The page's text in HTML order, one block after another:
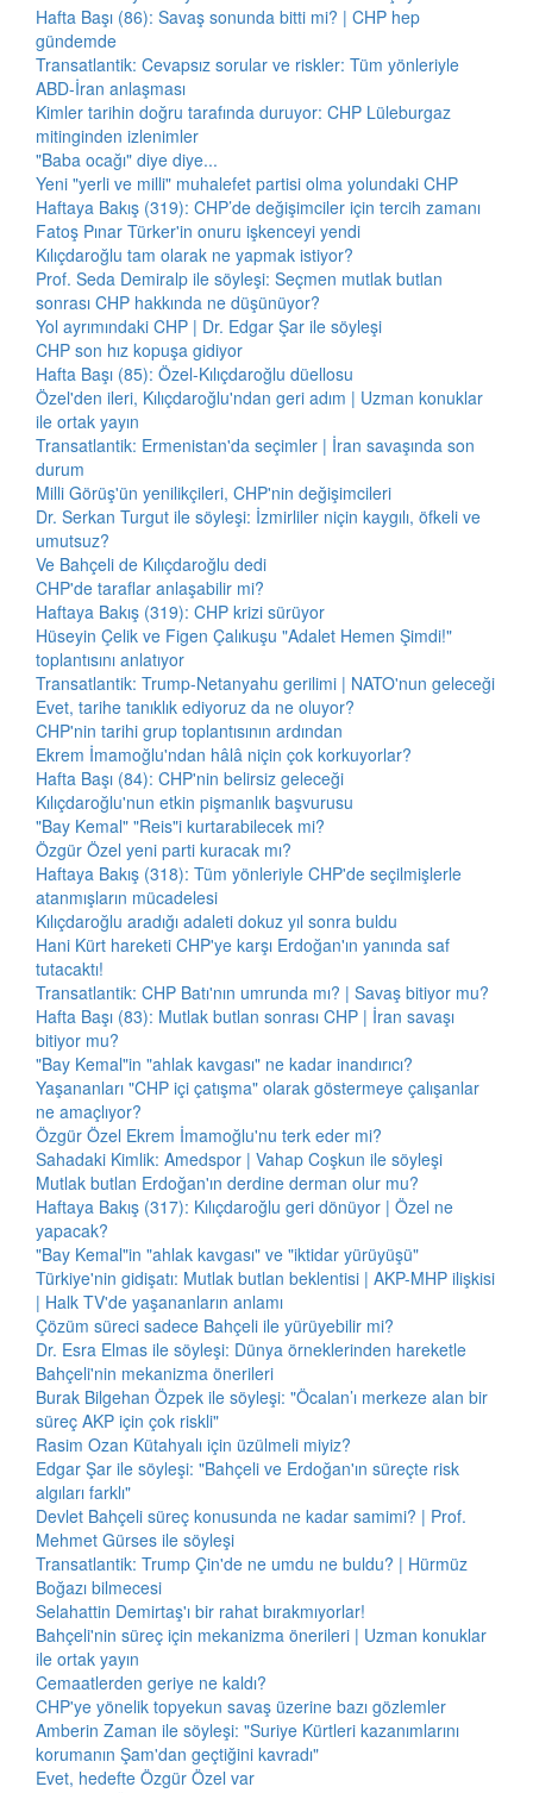
Hafta Başı (86): Savaş sonunda bitti mi? | CHP hep
gündemde
Transatlantik: Cevapsız sorular ve riskler: Tüm yönleriyle
ABD-İran anlaşması
Kimler tarihin doğru tarafında duruyor: CHP Lüleburgaz
mitinginden izlenimler
"Baba ocağı" diye diye...
Yeni "yerli ve milli" muhalefet partisi olma yolundaki CHP
Haftaya Bakış (319): CHP’de değişimciler için tercih zamanı
Fatoş Pınar Türker'in onuru işkenceyi yendi
Kılıçdaroğlu tam olarak ne yapmak istiyor?
Prof. Seda Demiralp ile söyleşi: Seçmen mutlak butlan
sonrası CHP hakkında ne düşünüyor?
Yol ayrımındaki CHP | Dr. Edgar Şar ile söyleşi
CHP son hız kopuşa gidiyor
Hafta Başı (85): Özel-Kılıçdaroğlu düellosu
Özel'den ileri, Kılıçdaroğlu'ndan geri adım | Uzman konuklar
ile ortak yayın
Transatlantik: Ermenistan'da seçimler | İran savaşında son
durum
Milli Görüş'ün yenilikçileri, CHP'nin değişimcileri
Dr. Serkan Turgut ile söyleşi: İzmirliler niçin kaygılı, öfkeli ve
umutsuz?
Ve Bahçeli de Kılıçdaroğlu dedi
CHP'de taraflar anlaşabilir mi?
Haftaya Bakış (319): CHP krizi sürüyor
Hüseyin Çelik ve Figen Çalıkuşu "Adalet Hemen Şimdi!"
toplantısını anlatıyor
Transatlantik: Trump-Netanyahu gerilimi | NATO'nun geleceği
Evet, tarihe tanıklık ediyoruz da ne oluyor?
CHP'nin tarihi grup toplantısının ardından
Ekrem İmamoğlu'ndan hâlâ niçin çok korkuyorlar?
Hafta Başı (84): CHP'nin belirsiz geleceği
Kılıçdaroğlu'nun etkin pişmanlık başvurusu
"Bay Kemal" "Reis"i kurtarabilecek mi?
Özgür Özel yeni parti kuracak mı?
Haftaya Bakış (318): Tüm yönleriyle CHP'de seçilmişlerle
atanmışların mücadelesi
Kılıçdaroğlu aradığı adaleti dokuz yıl sonra buldu
Hani Kürt hareketi CHP'ye karşı Erdoğan'ın yanında saf
tutacaktı!
Transatlantik: CHP Batı'nın umrunda mı? | Savaş bitiyor mu?
Hafta Başı (83): Mutlak butlan sonrası CHP | İran savaşı
bitiyor mu?
"Bay Kemal"in "ahlak kavgası" ne kadar inandırıcı?
Yaşananları "CHP içi çatışma" olarak göstermeye çalışanlar
ne amaçlıyor?
Özgür Özel Ekrem İmamoğlu'nu terk eder mi?
Sahadaki Kimlik: Amedspor | Vahap Coşkun ile söyleşi
Mutlak butlan Erdoğan'ın derdine derman olur mu?
Haftaya Bakış (317): Kılıçdaroğlu geri dönüyor | Özel ne
yapacak?
"Bay Kemal"in "ahlak kavgası" ve "iktidar yürüyüşü"
Türkiye'nin gidişatı: Mutlak butlan beklentisi | AKP-MHP ilişkisi
| Halk TV'de yaşananların anlamı
Çözüm süreci sadece Bahçeli ile yürüyebilir mi?
Dr. Esra Elmas ile söyleşi: Dünya örneklerinden hareketle
Bahçeli'nin mekanizma önerileri
Burak Bilgehan Özpek ile söyleşi: "Öcalan’ı merkeze alan bir
süreç AKP için çok riskli"
Rasim Ozan Kütahyalı için üzülmeli miyiz?
Edgar Şar ile söyleşi: "Bahçeli ve Erdoğan'ın süreçte risk
algıları farklı"
Devlet Bahçeli süreç konusunda ne kadar samimi? | Prof.
Mehmet Gürses ile söyleşi
Transatlantik: Trump Çin'de ne umdu ne buldu? | Hürmüz
Boğazı bilmecesi
Selahattin Demirtaş'ı bir rahat bırakmıyorlar!
Bahçeli'nin süreç için mekanizma önerileri | Uzman konuklar
ile ortak yayın
Cemaatlerden geriye ne kaldı?
CHP'ye yönelik topyekun savaş üzerine bazı gözlemler
Amberin Zaman ile söyleşi: "Suriye Kürtleri kazanımlarını
korumanın Şam'dan geçtiğini kavradı"
Evet, hedefte Özgür Özel var